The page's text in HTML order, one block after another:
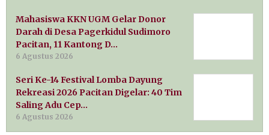
Mahasiswa KKN UGM Gelar Donor
Darah di Desa Pagerkidul Sudimoro
Pacitan, 11 Kantong D…
6 Agustus 2026
Seri Ke-14 Festival Lomba Dayung
Rekreasi 2026 Pacitan Digelar: 40 Tim
Saling Adu Cep…
6 Agustus 2026